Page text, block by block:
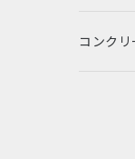
コンク